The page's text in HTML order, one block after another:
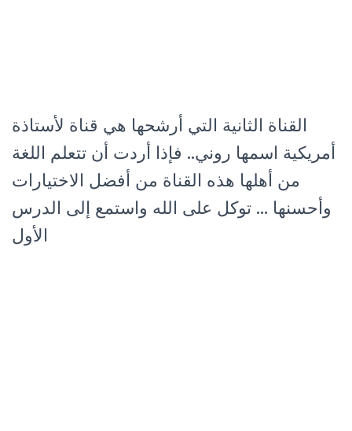
القناة الثانية التي أرشحها هي قناة لأستاذة
أمريكية اسمها روني.. فإذا أردت أن تتعلم اللغة
من أهلها هذه القناة من أفضل الاختيارات
وأحسنها … توكل على الله واستمع إلى الدرس
الأول